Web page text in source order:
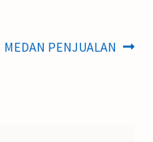
Next
MEDAN PENJUALAN